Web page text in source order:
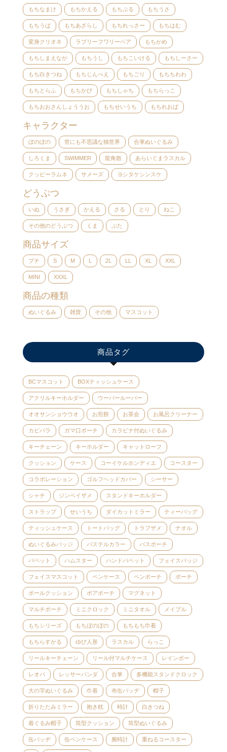
もちなまけ もちかえる もちぶる もちうさ
もちうぱ もちあざらし もちれっさー もちはむ
変身クリオネ ラブリーフワリーベア もちかめ
もちしまえなが もちうし もちこいける もちしーさー
もち白きつね もちじんべえ もちごり もちちわわ
もちとらふ もちかぴ もちしゃち もちらっこ
もちおおさんしょううお もちせいうち もちれおぱ
キャラクター
ぼのぼの 世にも不思議な猫世界 合掌ぬいぐるみ
しろくま SWIMMER 龍角散 あらいぐまラスカル
クッピーラムネ サメーズ ヨシタケシンスケ
どうぶつ
いぬ うさぎ かえる さる とり ねこ
その他のどうぶつ くま ぶた
商品サイズ
プチ S M L 2L LL XL XXL
MINI XXXL
商品の種類
ぬいぐるみ 雑貨 その他 マスコット
商品タグ
BCマスコット BOXティッシュケース
アクリルキーホルダー ウーパールーパー
オオサンショウウオ お煎餅 お茶会 お風呂クリーナー
カピバラ ガマ口ポーチ カラビナ付ぬいぐるみ
キーチェーン キーホルダー キャットローフ
クッション ケース コーイケルホンディエ コースター
コラボレーション ゴルフヘッドカバー シーサー
シャチ ジンベイザメ スタンドキーホルダー
ストラップ せいうち ダイカットミラー ティーバッグ
ティッシュケース トートバッグ トラフザメ ナオル
ぬいぐるみバッジ パステルカラー パスポーチ
パペット ハムスター ハンドパペット フェイスバッジ
フェイスマスコット ペンケース ペンポーチ ポーチ
ボールクッション ボアポーチ マグネット
マルチポーチ ミニクロック ミニタオル メイプル
もちシリーズ もちぼのぼの もちもち巾着
もちらすかる ゆび人形 ラスカル らっこ
リールキーチェーン リール付マルチケース レインボー
レオパ レッサーパンダ 合掌 多機能スタンドクロック
大の字ぬいぐるみ 巾着 布缶バッヂ 帽子
折りたたみミラー 抱き枕 時計 白きつね
着ぐるみ帽子 筒型クッション 筒型ぬいぐるみ
缶バッヂ 缶ペンケース 腕時計 重ねるコースター